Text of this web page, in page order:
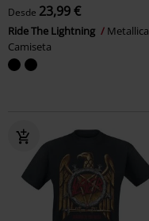
Desde 23,99 €
Ride The Lightning
Metallica
Camiseta